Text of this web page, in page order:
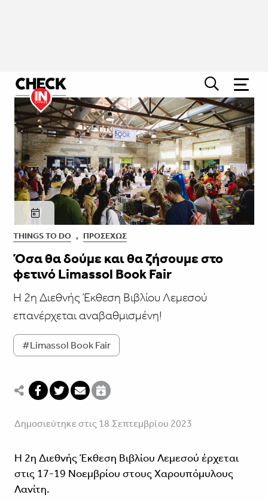
THINGS TO DO , ΠΡΟΣΕΧΏΣ
Όσα θα δούμε και θα ζήσουμε στο
φετινό Limassol Book Fair
Η 2η Διεθνής Έκθεση Βιβλίου Λεμεσού
επανέρχεται αναβαθμισμένη!
#Limassol Book Fair
Δημοσιεύτηκε στις 18 Σεπτεμβρίου 2023
Η 2η Διεθνής Έκθεση Βιβλίου Λεμεσού έρχεται
στις 17-19 Νοεμβρίου στους Χαρουπόμυλους
Λανίτη.